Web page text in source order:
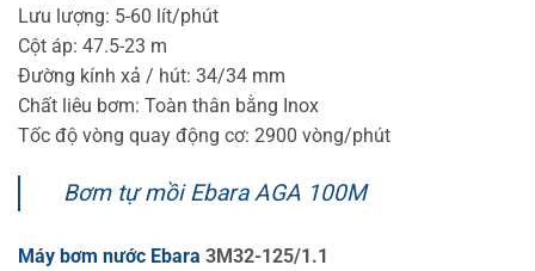
Lưu lượng: 5-60 lít/phút
Cột áp: 47.5-23 m
Đường kính xả / hút: 34/34 mm
Chất liêu bơm: Toàn thân bằng Inox
Tốc độ vòng quay động cơ: 2900 vòng/phút
Bơm tự mồi Ebara AGA 100M
Máy bơm nước Ebara 3M32-125/1.1